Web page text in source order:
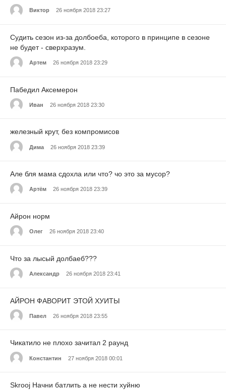
Виктор 26 ноября 2018 23:27
Судить сезон из-за долбоеба, которого в принципе в сезоне
не будет - сверхразум.
Артем 26 ноября 2018 23:29
Пабедил Аксемерон
Иван 26 ноября 2018 23:30
железный крут, без компромисов
Дима 26 ноября 2018 23:39
Але бля мама сдохла или что? чо это за мусор?
Артём 26 ноября 2018 23:39
Айрон норм
Олег 26 ноября 2018 23:40
Что за лысый долбаеб???
Александр 26 ноября 2018 23:41
АЙРОН ФАВОРИТ ЭТОЙ ХУИТЫ
Павел 26 ноября 2018 23:55
Чикатило не плохо зачитал 2 раунд
Константин 27 ноября 2018 00:01
Skrooj Начни батлить а не нести хуйню